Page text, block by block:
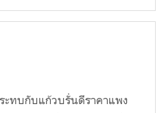
ะทบกับแก้วบรั่นดีราคาแพง